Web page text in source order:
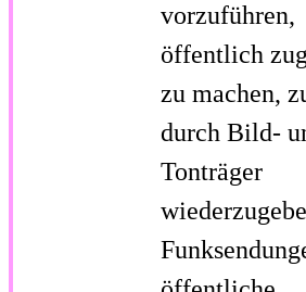
vorzuführen,
öffentlich
zu machen,
durch Bild-
Tonträger